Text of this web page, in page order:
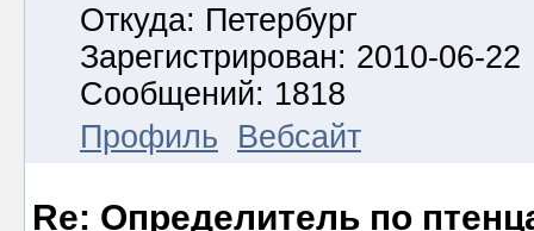
Откуда: Петербург
Зарегистрирован: 2010-06-22
Сообщений: 1818
Профиль
Вебсайт
Re: Определитель по